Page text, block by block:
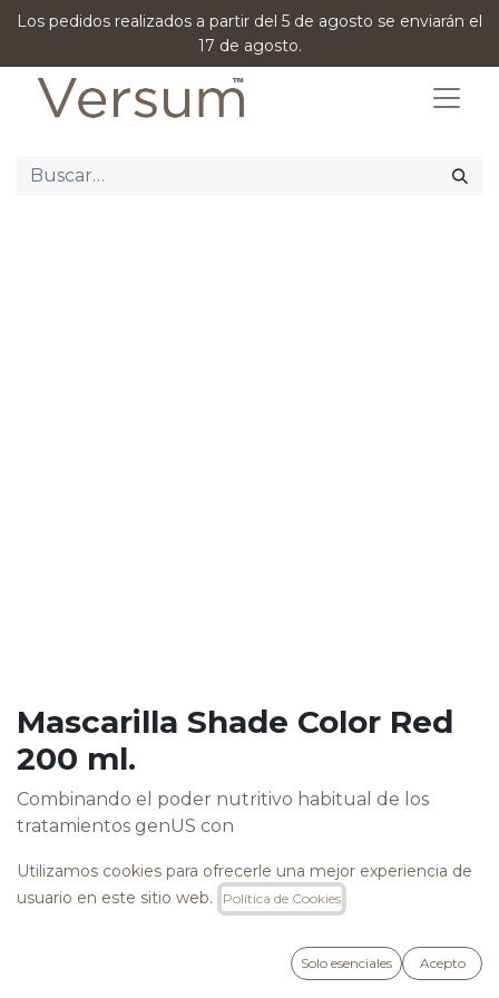
Los pedidos realizados a partir del 5 de agosto se enviarán el
17 de agosto.
Mascarilla Shade Color Red
200 ml.
Combinando el poder nutritivo habitual de los
tratamientos genUS con
nuestros laboratorios han creado Seven Shades,
mascarillas colorantes ideales tanto para mantener
tonos nuevos y vibrantes al cabello con cada lavado.
Utilizamos cookies para ofrecerle una mejor experiencia de
usuario en este sitio web.
Política de Cookies
Solo esenciales Acepto